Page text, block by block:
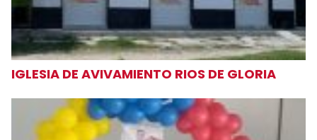
IGLESIA DE AVIVAMIENTO RIOS DE GLORIA